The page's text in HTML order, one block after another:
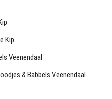
Kip
Veenendaal
& Babbels Veenendaal